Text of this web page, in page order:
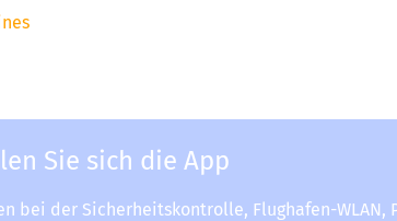
Sie sich die App
bei der Sicherheitskontrolle, Flughafen-WLAN,